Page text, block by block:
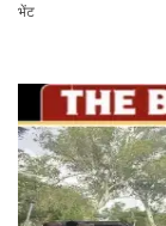
भेंट